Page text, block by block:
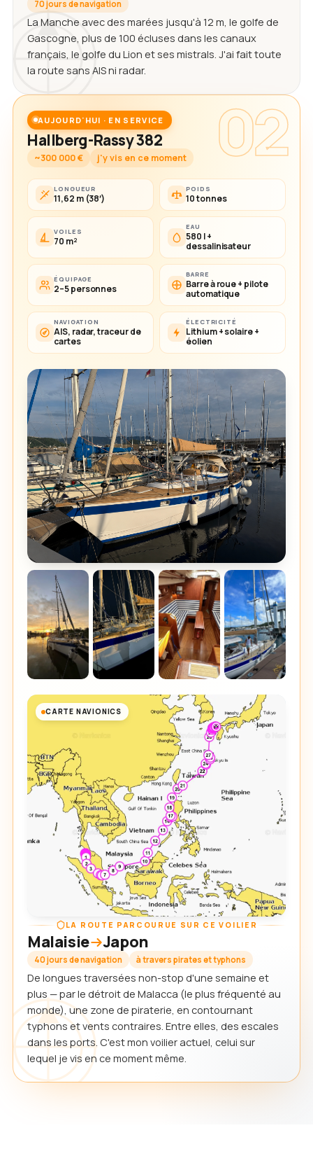
70 jours de navigation
La Manche avec des marées jusqu'à 12 m, le golfe de
Gascogne, plus de 100 écluses dans les canaux
français, le golfe du Lion et ses mistrals. J'ai fait toute
la route sans AIS ni radar.
02
AUJOURD'HUI · EN SERVICE
Hallberg-Rassy 382
~300 000 € j'y vis en ce moment
LONGUEUR
11,62 m (38′)
POIDS
10 tonnes
VOILES
70 m²
EAU
580 l +
dessalinisateur
ÉQUIPAGE
2–5 personnes
BARRE
Barre à roue + pilote
automatique
NAVIGATION
AIS, radar, traceur de
cartes
ÉLECTRICITÉ
Lithium + solaire +
éolien
CARTE NAVIONICS
LA ROUTE PARCOURUE SUR CE VOILIER
Malaisie Japon
40 jours de navigation à travers pirates et typhons
De longues traversées non-stop d'une semaine et
plus — par le détroit de Malacca (le plus fréquenté au
monde), une zone de piraterie, en contournant
typhons et vents contraires. Entre elles, des escales
dans les ports. C'est mon voilier actuel, celui sur
lequel je vis en ce moment même.